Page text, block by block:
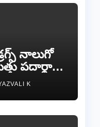
నాలుగో
పదార్థాల
అంతం
K